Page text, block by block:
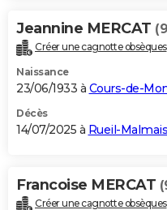
Carte de Noël
Carte Bonne année
Carte Saint-Valentin
Carte Pâques
Carte d'anniversaire
DICTIONNAIRE
Dictionnaire
Biographies
Citations
Expressions
Proverbes
PROGRAMME TV
S'inscrire
Se connecter
Lycées
Collèges
Primaires
Universités
Entreprises
Service militaire
Avis de recherche
AVIS DE DÉCÈS
Bricolage
Lifestyle
Culture
Sport
Auto
Television
Voyage
Cinema
Jeannine MERCAT
Créer une cagnotte obsèques
Naissance
23/06/1933 à Cours-de-
Décès
14/07/2025 à Rueil-
Francoise MERCAT
Créer une cagnotte obsèques